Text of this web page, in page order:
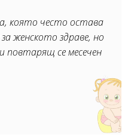
която често остава
женското здраве, но
повтарящ се месечен